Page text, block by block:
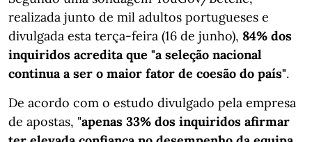
realizada junto de mil adultos portugueses e
divulgada esta terça-feira (16 de junho), 84% dos
inquiridos acredita que "a seleção nacional
continua a ser o maior fator de coesão do país".
De acordo com o estudo divulgado pela empresa
de apostas, "apenas 33% dos inquiridos afirmar